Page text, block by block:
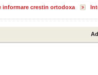
informare crestin ortodoxa